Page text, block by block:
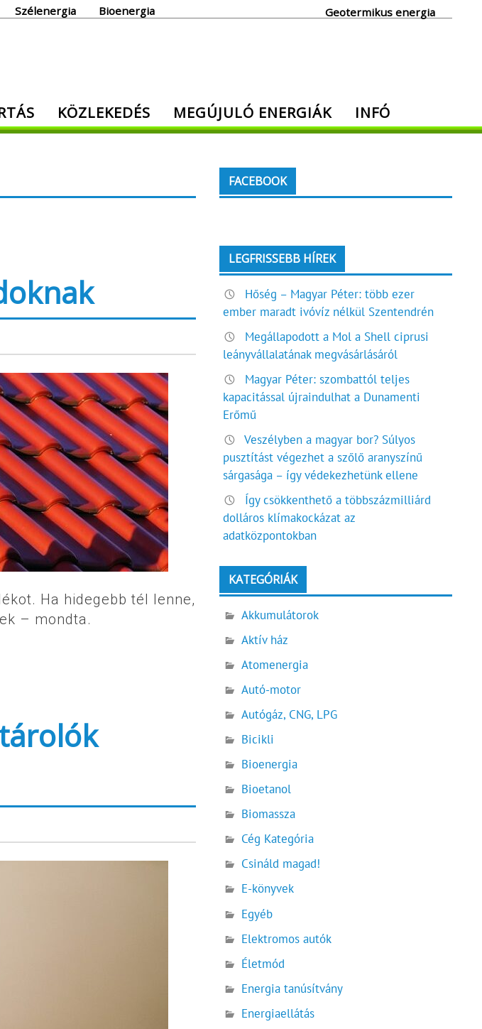
Szélenergia Bioenergia Geotermikus energia
KÖZLEKEDÉS MEGÚJULÓ ENERGIÁK INFÓ
Ha hidegebb tél lenne,
– mondta.
FACEBOOK
LEGFRISSEBB HÍREK
Hőség – Magyar Péter: több ezer
ember maradt ivóvíz nélkül Szentendrén
Megállapodott a Mol a Shell ciprusi
leányvállalatának megvásárlásáról
Magyar Péter: szombattól teljes
kapacitással újraindulhat a Dunamenti
Erőmű
Veszélyben a magyar bor? Súlyos
pusztítást végezhet a szőlő aranyszínű
sárgasága – így védekezhetünk ellene
Így csökkenthető a többszázmilliárd
dolláros klímakockázat az
adatközpontokban
KATEGÓRIÁK
Akkumulátorok
Aktív ház
Atomenergia
Autó-motor
Autógáz, CNG, LPG
Bicikli
Bioenergia
Bioetanol
Biomassza
Cég Kategória
Csináld magad!
E-könyvek
Egyéb
Elektromos autók
Életmód
Energia tanúsítvány
Energiaellátás